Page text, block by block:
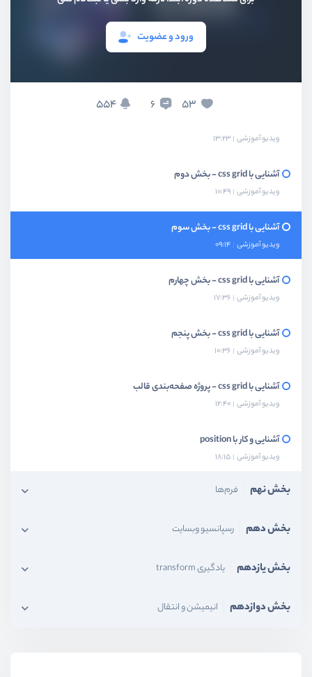
ورود و عضویت
53
6
554
ویدیو آموزشی 07:54
ویدیو آموزشی 13:23
آشنایی با css grid - بخش دوم
ویدیو آموزشی 10:49
آشنایی با css grid - بخش سوم
ویدیو آموزشی 09:14
آشنایی با css grid - بخش چهارم
ویدیو آموزشی 17:36
آشنایی با css grid - بخش پنجم
ویدیو آموزشی 10:36
آشنایی با css grid - پروژه صفحه‌بندی قالب
ویدیو آموزشی 12:40
آشنایی و کار با position
ویدیو آموزشی 18:15
بخش نهم فرم‌ها
بخش دهم رسپانسیو وبسایت
بخش یازدهم یادگیری transform
بخش دوازدهم انیمیشن و انتقال